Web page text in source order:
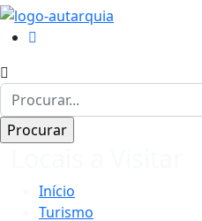
Início
Turismo